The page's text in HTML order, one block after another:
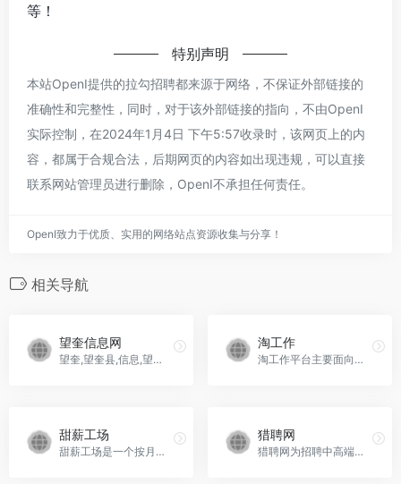
等！
特别声明
本站OpenI提供的拉勾招聘都来源于网络，不保证外部链接的
准确性和完整性，同时，对于该外部链接的指向，不由OpenI
实际控制，在2024年1月4日 下午5:57收录时，该网页上的内
容，都属于合规合法，后期网页的内容如出现违规，可以直接
联系网站管理员进行删除，OpenI不承担任何责任。
OpenI致力于优质、实用的网络站点资源收集与分享！
相关导航
望奎信息网
望奎,望奎县,信息,望奎信息,望奎信息网,望奎网,望奎信息港,出卖,求购,出租,招租,出兑,转让,招聘,求职,分类信息,免费信息,信息查询,wkxxw,wkxxw.com,114...，望奎信息网官网入口网址
淘工作
淘工作平台主要面向淘宝用户，淘宝的卖家为招聘方，任何有淘宝ID的都可以在淘工作发布现场求职方。...，淘工作官网入口网址
甜薪工场
甜薪工场是一个按月雇佣的远程工作平台，收取20%手续费，适合自由职业者。
猎聘网
猎聘网为招聘中高端人才提供超过500万条精英职业找工作信息,70000多位猎头在线为您提供找工作服务,覆盖40多个招聘行业,发布世界500强企业招聘信息。猎聘网,精英职业发展平台...，猎聘网官网入口网址